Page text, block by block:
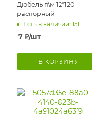
Дюбель п\м 12*120
распорный
Есть в наличии: 151
7 ₽/шт
В КОРЗИНУ